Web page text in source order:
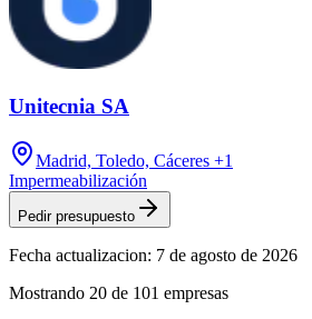
Unitecnia SA
Madrid, Toledo, Cáceres +1
Impermeabilización
Pedir presupuesto
Fecha actualizacion: 7 de agosto de 2026
Mostrando 20 de 101 empresas